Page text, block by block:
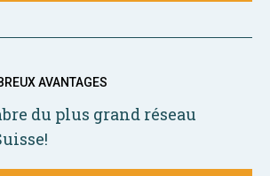
AVANTAGES
du plus grand réseau